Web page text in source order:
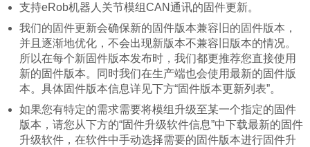
支持eRob机器人关节模组CAN通讯的固件更新。
我们的固件更新会确保新的固件版本兼容旧的固件版本，
并且逐渐地优化，不会出现新版本不兼容旧版本的情况。
所以在每个新固件版本发布时，我们都更推荐您直接使用
新的固件版本。同时我们在生产端也会使用最新的固件版
本。具体固件版本信息详见下方“固件版本更新列表”。
如果您有特定的需求需要将模组升级至某一个指定的固件
版本，请您从下方的“固件升级软件信息”中下载最新的固件
升级软件，在软件中手动选择需要的固件版本进行固件升